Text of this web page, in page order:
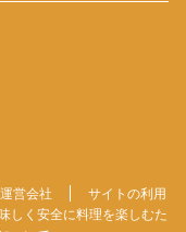
運営会社
サイトの利用
しく安全に料理を楽しむた